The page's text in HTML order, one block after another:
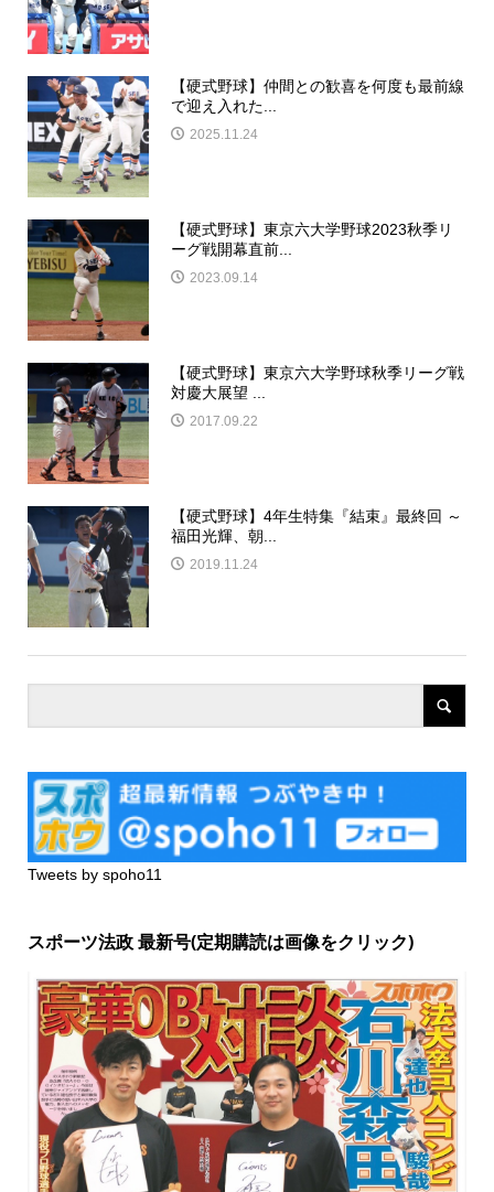
【硬式野球】仲間との歓喜を何度も最前線
で迎え入れた...
2025.11.24
【硬式野球】東京六大学野球2023秋季リ
ーグ戦開幕直前...
2023.09.14
【硬式野球】東京六大学野球秋季リーグ戦
対慶大展望 ...
2017.09.22
【硬式野球】4年生特集『結束』最終回 ～
福田光輝、朝...
2019.11.24
Tweets by spoho11
スポーツ法政 最新号(定期購読は画像をクリック)